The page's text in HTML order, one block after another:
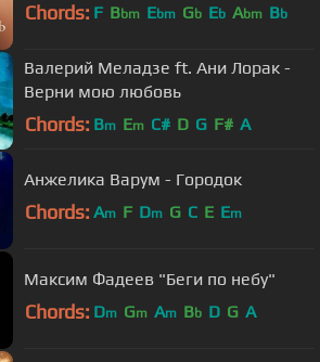
Chords: F Bbm Ebm Gb Eb Abm Bb
Валерий Меладзе ft. Ани Лорак -
Верни мою любовь
Chords: Bm Em C# D G F# A
Анжелика Варум - Городок
Chords: Am F Dm G C E Em
Максим Фадеев "Беги по небу"
Chords: Dm Gm Am Bb D G A